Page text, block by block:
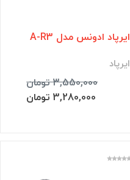
ایرپاد ادونس مدل A-R3
ایرپاد
3,550,000 تومان
3,280,000 تومان